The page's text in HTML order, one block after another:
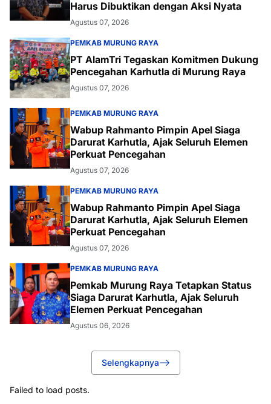
Harus Dibuktikan dengan Aksi Nyata
Agustus 07, 2026
PEMKAB MURUNG RAYA
PT AlamTri Tegaskan Komitmen Dukung
Pencegahan Karhutla di Murung Raya
Agustus 07, 2026
PEMKAB MURUNG RAYA
Wabup Rahmanto Pimpin Apel Siaga
Darurat Karhutla, Ajak Seluruh Elemen
Perkuat Pencegahan
Agustus 07, 2026
PEMKAB MURUNG RAYA
Wabup Rahmanto Pimpin Apel Siaga
Darurat Karhutla, Ajak Seluruh Elemen
Perkuat Pencegahan
Agustus 07, 2026
PEMKAB MURUNG RAYA
Pemkab Murung Raya Tetapkan Status
Siaga Darurat Karhutla, Ajak Seluruh
Elemen Perkuat Pencegahan
Agustus 06, 2026
Selengkapnya
Failed to load posts.